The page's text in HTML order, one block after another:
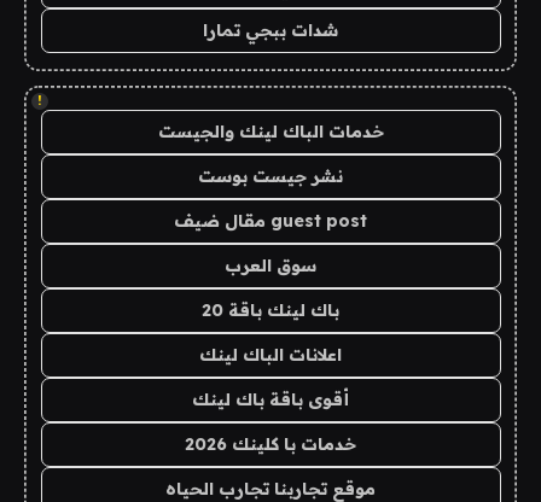
شدات ببجي تمارا
!
خدمات الباك لينك والجيست
نشر جيست بوست
guest post مقال ضيف
سوق العرب
باك لينك باقة 20
اعلانات الباك لينك
أقوى باقة باك لينك
خدمات با كلينك 2026
موقع تجاربنا تجارب الحياه